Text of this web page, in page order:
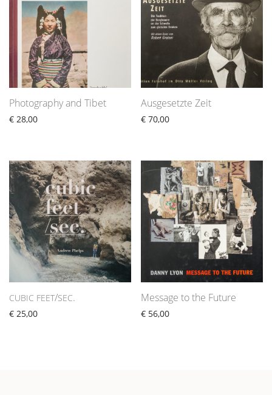
Photography and Tibet
€ 28,00
Ausgesetzte Zeit
€ 70,00
CUBIC FEET/SEC.
€ 25,00
Message to the Future
€ 56,00